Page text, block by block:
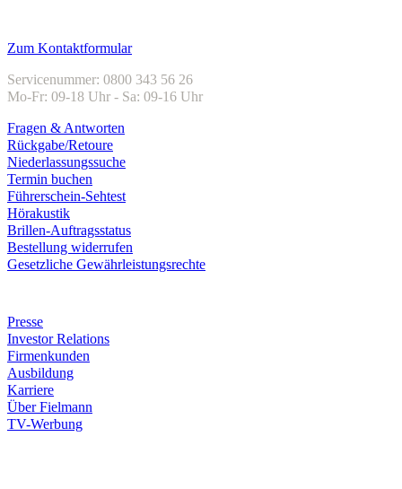
Zum Kontaktformular
Servicenummer: 0800 343 56 26
Mo-Fr: 09-18 Uhr - Sa: 09-16 Uhr
Fragen & Antworten
Rückgabe/Retoure
Niederlassungssuche
Termin buchen
Führerschein-Sehtest
Hörakustik
Brillen-Auftragsstatus
Bestellung widerrufen
Gesetzliche Gewährleistungsrechte
Presse
Investor Relations
Firmenkunden
Ausbildung
Karriere
Über Fielmann
TV-Werbung